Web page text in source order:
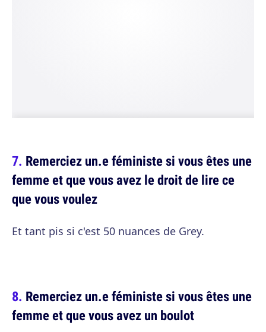
Remerciez un.e féministe si vous êtes une
femme et que vous avez le droit de lire ce
que vous voulez
Et tant pis si c'est 50 nuances de Grey.
Remerciez un.e féministe si vous êtes une
femme et que vous avez un boulot